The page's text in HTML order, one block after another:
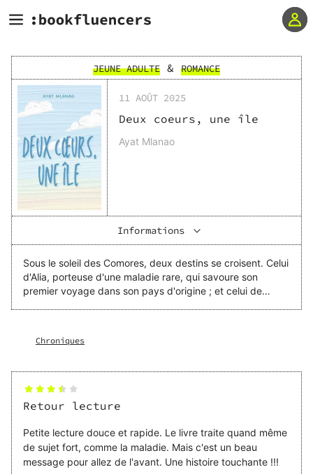
JEUNE ADULTE & ROMANCE
11 AOÛT 2025
Deux coeurs, une île
Ayat Mlanao
Informations
Sous le soleil des Comores, deux destins se croisent. Celui
d'Alia, porteuse d'une maladie rare, qui savoure son
premier voyage dans son pays d'origine ; et celui de
fait naître un amour fragile. Mais les non-dits planent :
Des secrets qui pourraient tout détruire. Que feriez-vous
si votre coeur vous dictait une chose et votre raison une
autre ?
Chroniques
Retour lecture
Petite lecture douce et rapide. Le livre traite quand même
de sujet fort, comme la maladie. Mais c'est un beau
message pour allez de l'avant. Une histoire touchante !!!